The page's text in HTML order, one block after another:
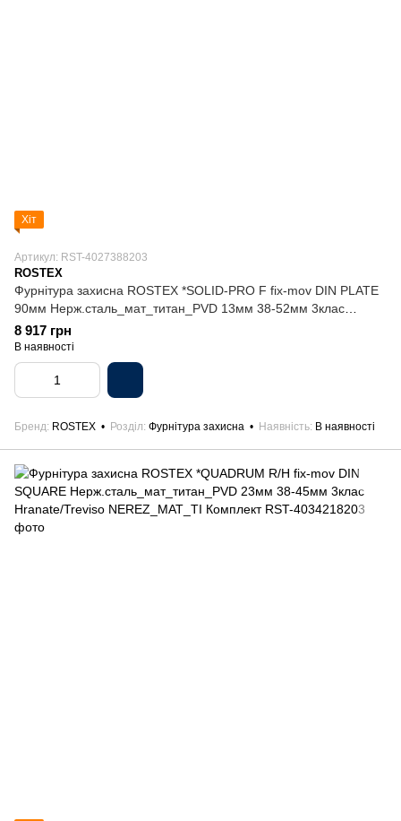
Хіт
Артикул: RST-4027388203
ROSTEX
Фурнітура захисна ROSTEX *SOLID-PRO F fix-mov DIN PLATE
90мм Нерж.сталь_мат_титан_PVD 13мм 38-52мм 3клас
Slza/Solid NEREZ_MAT_TI Комплект
8 917 грн
В наявності
Бренд ROSTEX Розділ Фурнітура захисна Наявність В наявності